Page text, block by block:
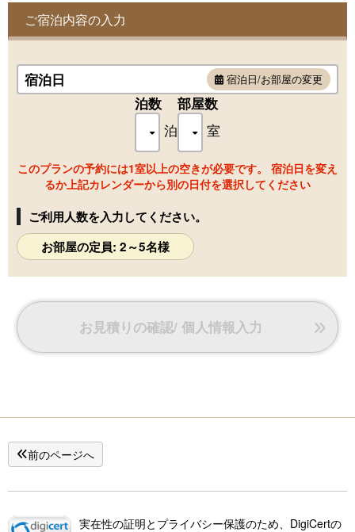
ごろ寝座布団があるのもこのお部屋だけの特典です
※お願い※
館内のご移動は全て階段をご利用いただく必要がございま
す。
■フロント・お食事会場・大浴場など：1階
階段で40段ほどのご移動がございますことを予めご了承くだ
[間取り] 12畳和室
[特 徴] レイクビュー・無線ＬＡＮ使用可能・暖房便座洗浄機
[備 品]
・32型液晶テレビ・ガイドブック・消臭炭・ハンガーラッ
ク・貴重品金庫・お茶盆・冷蔵庫（空）・ダイヤル型電話・
ミニテーブル・ロッキンチェア
ご宿泊内容の入力
宿泊日 宿泊日/お部屋の変更
泊数
泊
部屋数
室
このプランの予約には1室以上の空きが必要です。 宿泊日を変え
るか上記カレンダーから別の日付を選択してください
ご利用人数を入力してください。
お部屋の定員: 2～5名様
お見積りの確認/ 個人情報入力
前のページへ
実在性の証明とプライバシー保護のため、DigiCertの